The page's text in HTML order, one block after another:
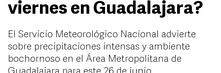
viernes en Guadalajara?
El Servicio Meteorológico Nacional advierte
sobre precipitaciones intensas y ambiente
bochornoso en el Área Metropolitana de